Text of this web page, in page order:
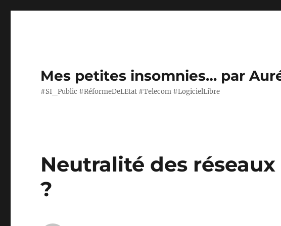
Mes petites insomnies… par
#SI_Public #RéformeDeLEtat #Telecom #LogicielLibre
Neutralité des
?